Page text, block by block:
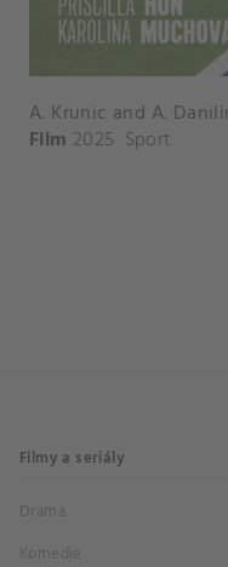
Film 2025 Sport
Filmy a seriály
Drama
Komedie